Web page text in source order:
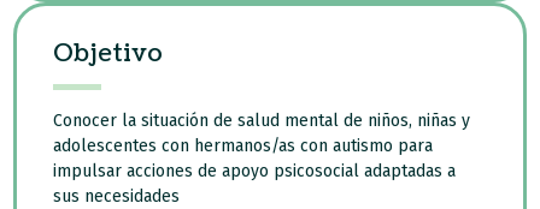
Objetivo
Conocer la situación de salud mental de niños, niñas y
adolescentes con hermanos/as con autismo para
impulsar acciones de apoyo psicosocial adaptadas a
sus necesidades